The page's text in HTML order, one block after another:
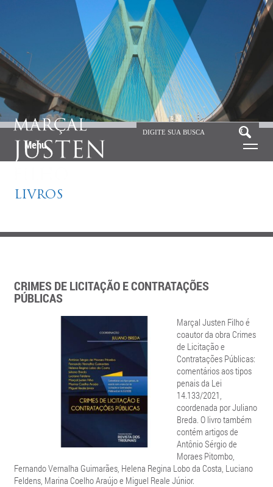
Menu
LIVROS
CRIMES DE LICITAÇÃO E CONTRATAÇÕES
PÚBLICAS
Marçal Justen Filho é
coautor da obra Crimes
de Licitação e
Contratações Públicas:
comentários aos tipos
penais da Lei
14.133/2021,
coordenada por Juliano
Breda. O livro também
contém artigos de
Antônio Sérgio de
Moraes Pitombo,
Fernando Vernalha Guimarães, Helena Regina Lobo da Costa, Luciano
Feldens, Marina Coelho Araújo e Miguel Reale Júnior.